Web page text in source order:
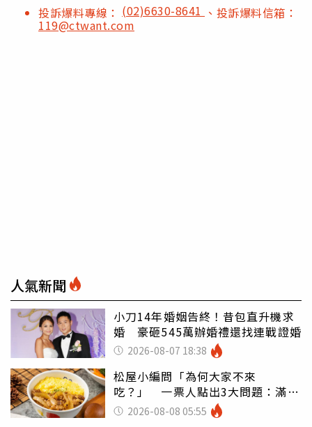
投訴爆料專線： (02)6630-8641 、投訴爆料信箱：
119@ctwant.com
人氣新聞
小刀14年婚姻告終！昔包直升機求
婚 豪砸545萬辦婚禮還找連戰證婚
2026-08-07 18:38
松屋小編問「為何大家不來
吃？」 一票人點出3大問題：滿手
好牌打到爛
2026-08-08 05:55